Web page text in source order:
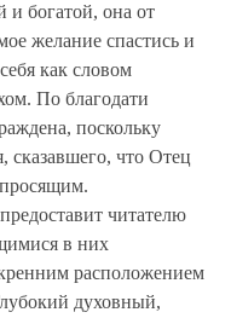
и богатой, она от
желание спастись и
как словом
По благодати
поскольку
сказавшего, что Отец
читателю
в них
расположением
духовный,